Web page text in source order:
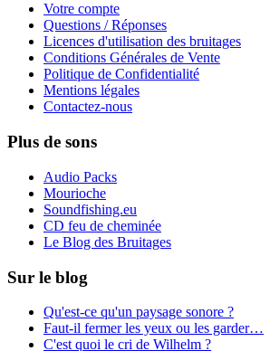
Votre compte
Questions / Réponses
Licences d'utilisation des bruitages
Conditions Générales de Vente
Politique de Confidentialité
Mentions légales
Contactez-nous
Plus de sons
Audio Packs
Mourioche
Soundfishing.eu
CD feu de cheminée
Le Blog des Bruitages
Sur le blog
Qu'est-ce qu'un paysage sonore ?
Faut-il fermer les yeux ou les garder…
C'est quoi le cri de Wilhelm ?